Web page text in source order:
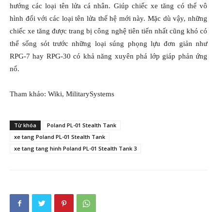
hướng các loại tên lửa cá nhân. Giúp chiếc xe tăng có thể vô
hình đối với các loại tên lửa thế hệ mới này. Mặc dù vậy, những
chiếc xe tăng được trang bị công nghệ tiên tiến nhất cũng khó có
thể sống sót trước những loại súng phọng lựu đơn giản như
RPG-7 hay RPG-30 có khả năng xuyên phá lớp giáp phản ứng
nổ.
Tham khảo: Wiki, MilitarySystems
Từ khóa
Poland PL-01 Stealth Tank
xe tang Poland PL-01 Stealth Tank
xe tang tang hinh Poland PL-01 Stealth Tank 3